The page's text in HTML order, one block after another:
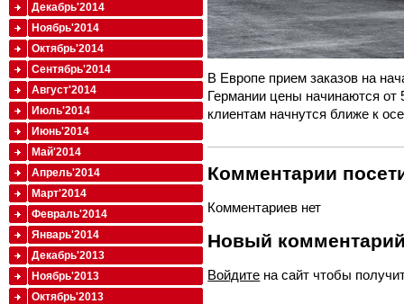
В Европе прием заказов на
Германии цены начинаются
клиентам начнутся ближе к
Комментарии
Комментариев нет
Новый
Войдите на сайт чтобы
Декабрь'2014
Ноябрь'2014
Октябрь'2014
Сентябрь'2014
Август'2014
Июль'2014
Июнь'2014
Май'2014
Апрель'2014
Март'2014
Февраль'2014
Январь'2014
Декабрь'2013
Ноябрь'2013
Октябрь'2013